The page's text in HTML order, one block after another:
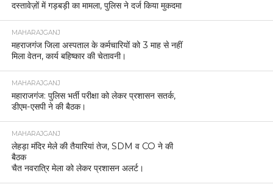
दस्तावेज़ों में गड़बड़ी का मामला, पुलिस ने दर्ज किया मुकदमा
MAHARAJGANJ
महराजगंज जिला अस्पताल के कर्मचारियों को 3 माह से नहीं
मिला वेतन, कार्य बहिष्कार की चेतावनी।
MAHARAJGANJ
महाराजगंज: पुलिस भर्ती परीक्षा को लेकर प्रशासन सतर्क,
डीएम-एसपी ने की बैठक।
MAHARAJGANJ
लेहड़ा मंदिर मेले की तैयारियां तेज, SDM व CO ने की
बैठक
चैत नवरात्रि मेला को लेकर प्रशासन अलर्ट।